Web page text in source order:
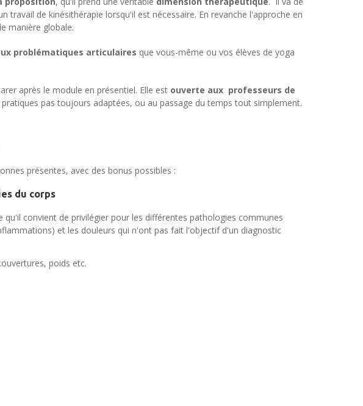
travail de kinésithérapie lorsqu'il est nécessaire. En revanche l'approche en
manière globale.
problématiques articulaires que vous-même ou vos élèves de yoga
après le module en présentiel. Elle est ouverte aux professeurs de
pas toujours adaptées, ou au passage du temps tout simplement.
présentes, avec des bonus possibles :
du corps
convient de privilégier pour les différentes pathologies communes
et les douleurs qui n'ont pas fait l'objectif d'un diagnostic
poids etc.